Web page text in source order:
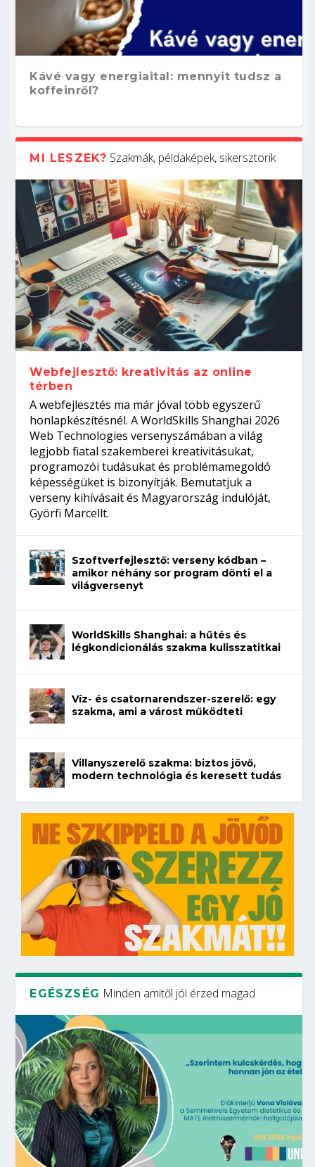
Kávé vagy energiaital: mennyit tudsz a
koffeinről?
Hogyan készíts ATS-barát önéletrajzot?
Így növelheted az esélyedet az
állásinterjúra...
Kitalálod, mire használják ezeket a
gépeket?
Nem sikerült az egyetemi felvételi?
Tanulj szakmát!
Szoftverfejlesztő: verseny kódban –
amikor néhány sor program dönti el a
világversenyt...
MI LESZEK? Szakmák, példaképek, sikersztorik
Webfejlesztő: kreativitás az online
térben
A webfejlesztés ma már jóval több egyszerű
honlapkészítésnél. A WorldSkills Shanghai 2026
Web Technologies versenyszámában a világ
legjobb fiatal szakemberei kreativitásukat,
programozói tudásukat és problémamegoldó
képességüket is bizonyítják. Bemutatjuk a
verseny kihívásait és Magyarország indulóját,
Györfi Marcellt.
Szoftverfejlesztő: verseny kódban –
amikor néhány sor program dönti el a
világversenyt
WorldSkills Shanghai: a hűtés és
légkondicionálás szakma kulisszatitkai
Víz- és csatornarendszer-szerelő: egy
szakma, ami a várost működteti
Villanyszerelő szakma: biztos jövő,
modern technológia és keresett tudás
EGÉSZSÉG Minden amitől jól érzed magad